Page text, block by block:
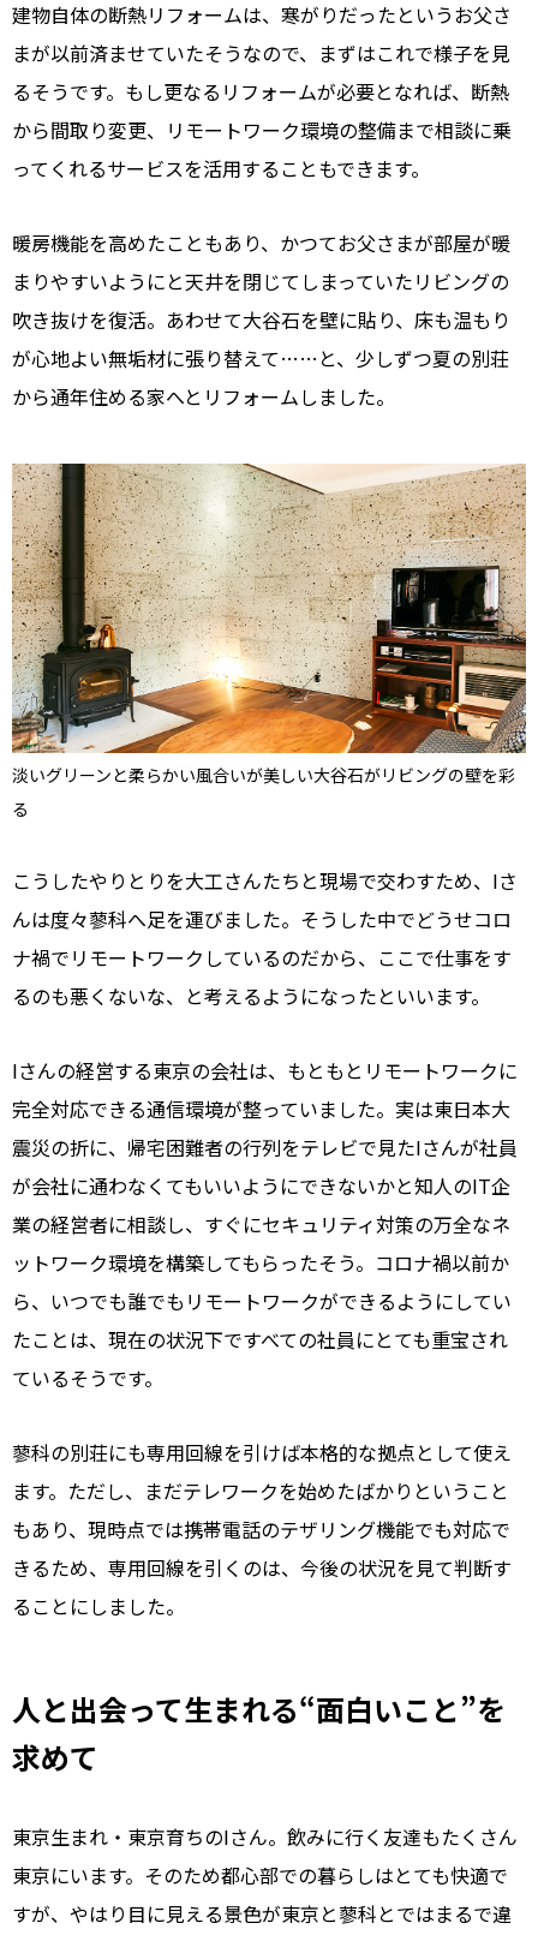
建物自体の断熱リフォームは、寒がりだったというお父さ
まが以前済ませていたそうなので、まずはこれで様子を見
るそうです。もし更なるリフォームが必要となれば、断熱
から間取り変更、リモートワーク環境の整備まで相談に乗
ってくれるサービスを活用することもできます。
暖房機能を高めたこともあり、かつてお父さまが部屋が暖
まりやすいようにと天井を閉じてしまっていたリビングの
吹き抜けを復活。あわせて大谷石を壁に貼り、床も温もり
が心地よい無垢材に張り替えて……と、少しずつ夏の別荘
から通年住める家へとリフォームしました。
淡いグリーンと柔らかい風合いが美しい大谷石がリビングの壁を彩
る
こうしたやりとりを大工さんたちと現場で交わすため、Iさ
んは度々蓼科へ足を運びました。そうした中でどうせコロ
ナ禍でリモートワークしているのだから、ここで仕事をす
るのも悪くないな、と考えるようになったといいます。
Iさんの経営する東京の会社は、もともとリモートワークに
完全対応できる通信環境が整っていました。実は東日本大
震災の折に、帰宅困難者の行列をテレビで見たIさんが社員
が会社に通わなくてもいいようにできないかと知人のIT企
業の経営者に相談し、すぐにセキュリティ対策の万全なネ
ットワーク環境を構築してもらったそう。コロナ禍以前か
ら、いつでも誰でもリモートワークができるようにしてい
たことは、現在の状況下ですべての社員にとても重宝され
ているそうです。
蓼科の別荘にも専用回線を引けば本格的な拠点として使え
ます。ただし、まだテレワークを始めたばかりということ
もあり、現時点では携帯電話のテザリング機能でも対応で
きるため、専用回線を引くのは、今後の状況を見て判断す
ることにしました。
人と出会って生まれる“面白いこと”を
求めて
東京生まれ・東京育ちのIさん。飲みに行く友達もたくさん
東京にいます。そのため都心部での暮らしはとても快適で
すが、やはり目に見える景色が東京と蓼科とではまるで違